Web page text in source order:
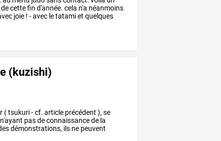
decettefin d'année. cela n'a néanmoins
joie ! -avec letatamiet quelques
(kuzishi)
(tsukuri-cf. article précédent ), se
n'ayant pasdeconnaissancede la
démonstrations, ils ne peuvent